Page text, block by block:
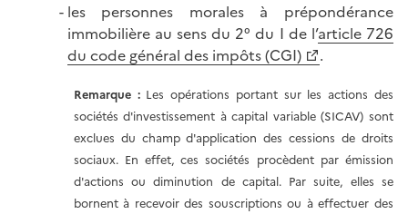
les personnes morales à prépondérance
immobilière au sens du 2° du I de l’article 726
du code général des impôts (CGI)
.
Remarque :Les opérations portant sur les actions des
sociétés d'investissement à capital variable (SICAV) sont
exclues du champ d'application des cessions de droits
sociaux. En effet, ces sociétés procèdent par émission
d'actions ou diminution de capital. Par suite, elles se
bornent à recevoir des souscriptions ou à effectuer des